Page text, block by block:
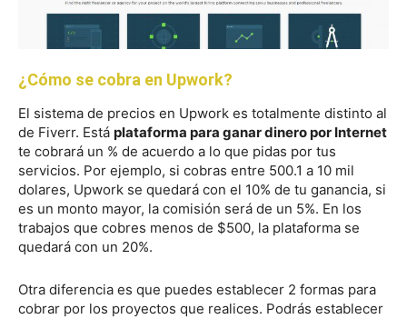
¿Cómo se cobra en Upwork?
El sistema de precios en Upwork es totalmente distinto al
de Fiverr. Está plataforma para ganar dinero por Internet
te cobrará un % de acuerdo a lo que pidas por tus
servicios. Por ejemplo, si cobras entre 500.1 a 10 mil
dolares, Upwork se quedará con el 10% de tu ganancia, si
es un monto mayor, la comisión será de un 5%. En los
trabajos que cobres menos de $500, la plataforma se
quedará con un 20%.
Otra diferencia es que puedes establecer 2 formas para
cobrar por los proyectos que realices. Podrás establecer